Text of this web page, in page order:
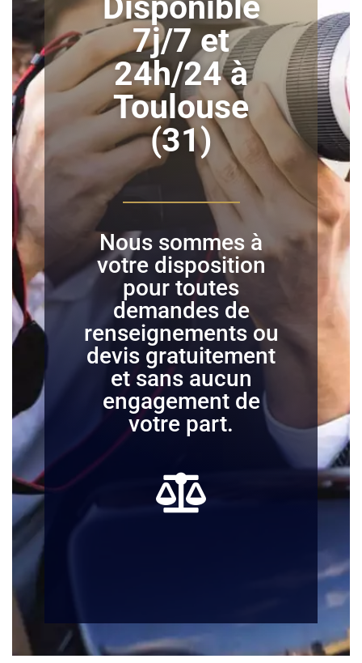
7j/7 et
24h/24 à
Toulouse
(31)
Nous sommes à
votre disposition
pour toutes
demandes de
renseignements ou
devis gratuitement
et sans aucun
engagement de
votre part.